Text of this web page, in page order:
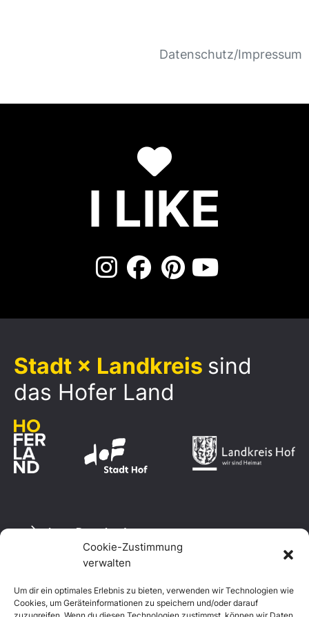
Cookie-Zustimmung
verwalten
Um dir ein optimales Erlebnis zu bieten, verwenden wir Technologien wie
Cookies, um Geräteinformationen zu speichern und/oder darauf
Datenschutz/Impressum
I LIKE
Stadt × Landkreis sind
das Hofer Land
Logo Download
Datenschutzerklärung
Impressum